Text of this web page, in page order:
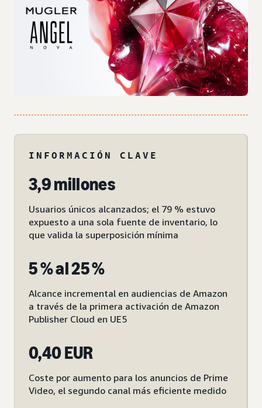
INFORMACIÓN CLAVE
3,9 millones
Usuarios únicos alcanzados; el 79 % estuvo
expuesto a una sola fuente de inventario, lo
que valida la superposición mínima
5 % al 25 %
Alcance incremental en audiencias de Amazon
a través de la primera activación de Amazon
Publisher Cloud en UE5
0,40 EUR
Coste por aumento para los anuncios de Prime
Video, el segundo canal más eficiente medido